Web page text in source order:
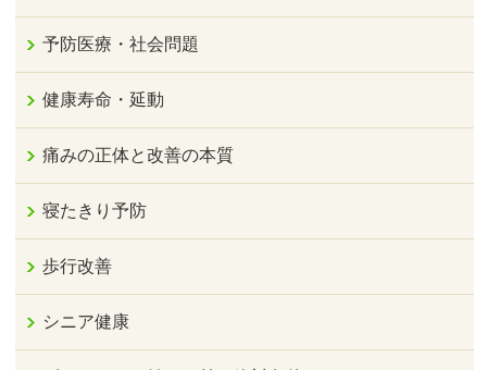
予防医療・社会問題
健康寿命・延動
痛みの正体と改善の本質
寝たきり予防
歩行改善
シニア健康